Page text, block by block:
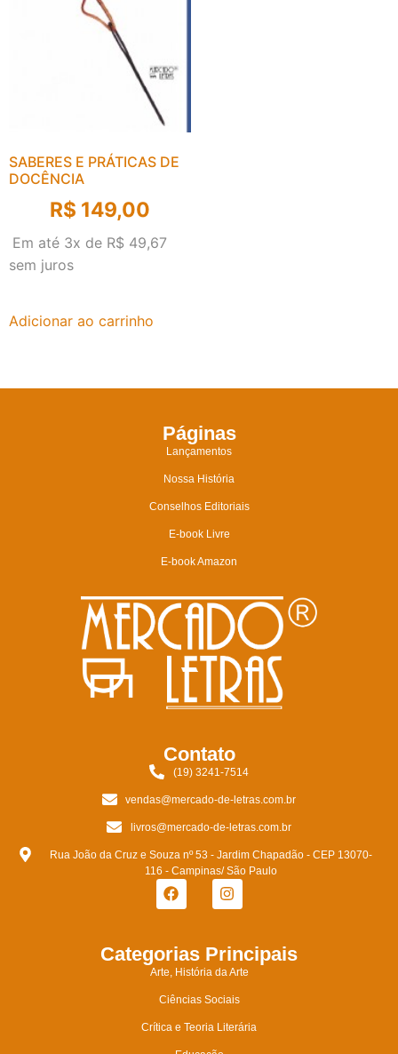
SABERES E PRÁTICAS DE
DOCÊNCIA
R$ 149,00
Em até 3x de R$ 49,67
sem juros
Adicionar ao carrinho
Páginas
Lançamentos
Nossa História
Conselhos Editoriais
E-book Livre
E-book Amazon
Contato
(19) 3241-7514
vendas@mercado-de-letras.com.br
livros@mercado-de-letras.com.br
Rua João da Cruz e Souza nº 53 - Jardim Chapadão - CEP 13070-
116 - Campinas/ São Paulo
Categorias Principais
Arte, História da Arte
Ciências Sociais
Crítica e Teoria Literária